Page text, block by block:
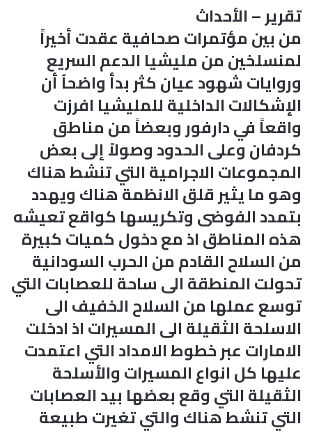
تقرير – الأحداث
من بين مؤتمرات صحافية عقدت أخيراً
لمنسلخين من مليشيا الدعم السريع
وروايات شهود عيان كثر بدأ واضحاُ أن
الإشكالات الداخلية للمليشيا افرزت
واقعاً في دارفور وبعضاً من مناطق
كردفان وعلى الحدود وصولاً إلى بعض
المجموعات الاجرامية التي تنشط هناك
وهو ما يثير قلق الانظمة هناك ويهدد
بتمدد الفوضى وتكريسها كواقع تعيشه
هذه المناطق اذ مع دخول كميات كبيرة
من السلاح القادم من الحرب السودانية
تحولت المنطقة الى ساحة للعصابات التي
توسع عملها من السلاح الخفيف الى
الاسلحة الثقيلة الى المسيرات اذ ادخلت
الامارات عبر خطوط الامداد التي اعتمدت
عليها كل انواع المسيرات والأسلحة
الثقيلة التي وقع بعضها بيد العصابات
التي تنشط هناك والتي تغيرت طبيعة